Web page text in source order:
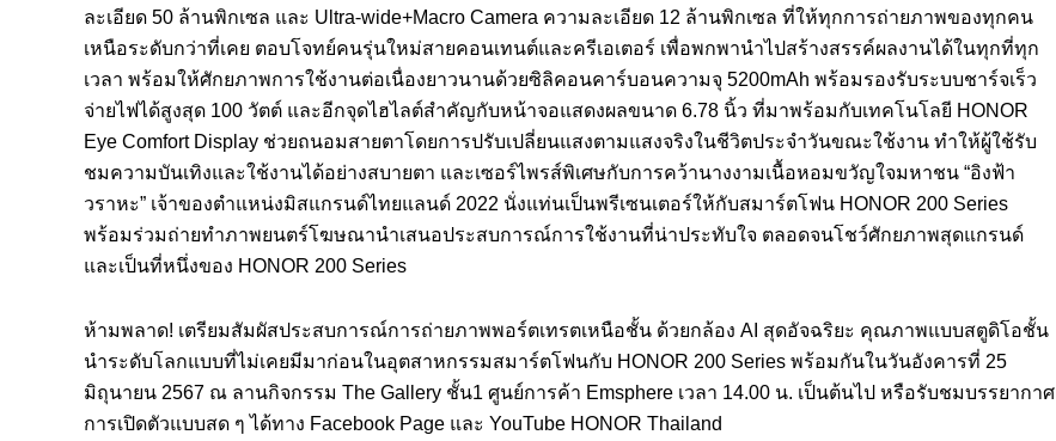
ละเอียด 50 ล้านพิกเซล และ Ultra-wide+Macro Camera ความละเอียด 12 ล้านพิกเซล ที่ให้ทุกการถ่ายภาพของทุกคน
เหนือระดับกว่าที่เคย ตอบโจทย์คนรุ่นใหม่สายคอนเทนต์และครีเอเตอร์ เพื่อพกพานำไปสร้างสรรค์ผลงานได้ในทุกที่ทุก
เวลา พร้อมให้ศักยภาพการใช้งานต่อเนื่องยาวนานด้วยซิลิคอนคาร์บอนความจุ 5200mAh พร้อมรองรับระบบชาร์จเร็ว
จ่ายไฟได้สูงสุด 100 วัตต์ และอีกจุดไฮไลต์สำคัญกับหน้าจอแสดงผลขนาด 6.78 นิ้ว ที่มาพร้อมกับเทคโนโลยี HONOR
Eye Comfort Display ช่วยถนอมสายตาโดยการปรับเปลี่ยนแสงตามแสงจริงในชีวิตประจำวันขณะใช้งาน ทำให้ผู้ใช้รับ
ชมความบันเทิงและใช้งานได้อย่างสบายตา และเซอร์ไพรส์พิเศษกับการคว้านางงามเนื้อหอมขวัญใจมหาชน “อิงฟ้า
วราหะ” เจ้าของตำแหน่งมิสแกรนด์ไทยแลนด์ 2022 นั่งแท่นเป็นพรีเซนเตอร์ให้กับสมาร์ตโฟน HONOR 200 Series
พร้อมร่วมถ่ายทำภาพยนตร์โฆษณานำเสนอประสบการณ์การใช้งานที่น่าประทับใจ ตลอดจนโชว์ศักยภาพสุดแกรนด์
และเป็นที่หนึ่งของ HONOR 200 Series
ห้ามพลาด! เตรียมสัมผัสประสบการณ์การถ่ายภาพพอร์ตเทรตเหนือชั้น ด้วยกล้อง AI สุดอัจฉริยะ คุณภาพแบบสตูดิโอชั้น
นำระดับโลกแบบที่ไม่เคยมีมาก่อนในอุตสาหกรรมสมาร์ตโฟนกับ HONOR 200 Series พร้อมกันในวันอังคารที่ 25
มิถุนายน 2567 ณ ลานกิจกรรม The Gallery ชั้น1 ศูนย์การค้า Emsphere เวลา 14.00 น. เป็นต้นไป หรือรับชมบรรยากาศ
การเปิดตัวแบบสด ๆ ได้ทาง Facebook Page และ YouTube HONOR Thailand